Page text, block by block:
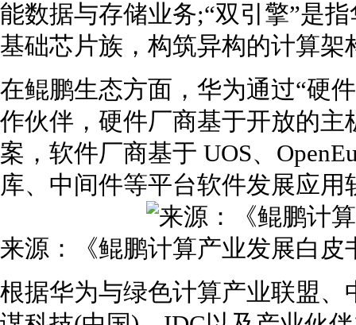
能数据与存储业务;“双引擎”是
基础芯片族，构筑异构的计算架
在鲲鹏生态方面，华为通过“硬
作伙伴，硬件厂商基于开放的
案，软件厂商基于 UOS、
库、中间件等平台软件发展应用
来源：《鲲鹏计算产业发展白皮
根据华为与绿色计算产业联盟